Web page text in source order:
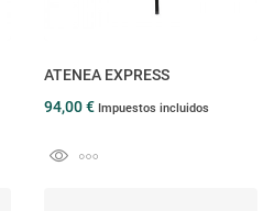
ATENEA EXPRESS
94,00 € Impuestos incluidos